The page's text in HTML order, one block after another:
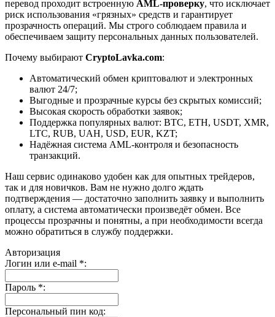
перевод проходит встроенную AML-проверку, что исключает
риск использования «грязных» средств и гарантирует
прозрачность операций. Мы строго соблюдаем правила и
обеспечиваем защиту персональных данных пользователей.
Почему выбирают CryptoLavka.com:
Автоматический обмен криптовалют и электронных
валют 24/7;
Выгодные и прозрачные курсы без скрытых комиссий;
Высокая скорость обработки заявок;
Поддержка популярных валют: BTC, ETH, USDT, XMR,
LTC, RUB, UAH, USD, EUR, KZT;
Надёжная система AML-контроля и безопасность
транзакций.
Наш сервис одинаково удобен как для опытных трейдеров,
так и для новичков. Вам не нужно долго ждать
подтверждения — достаточно заполнить заявку и выполнить
оплату, а система автоматически произведёт обмен. Все
процессы прозрачны и понятны, а при необходимости всегда
можно обратиться в службу поддержки.
Авторизация
Логин или e-mail *:
Пароль *:
Персональный пин код: